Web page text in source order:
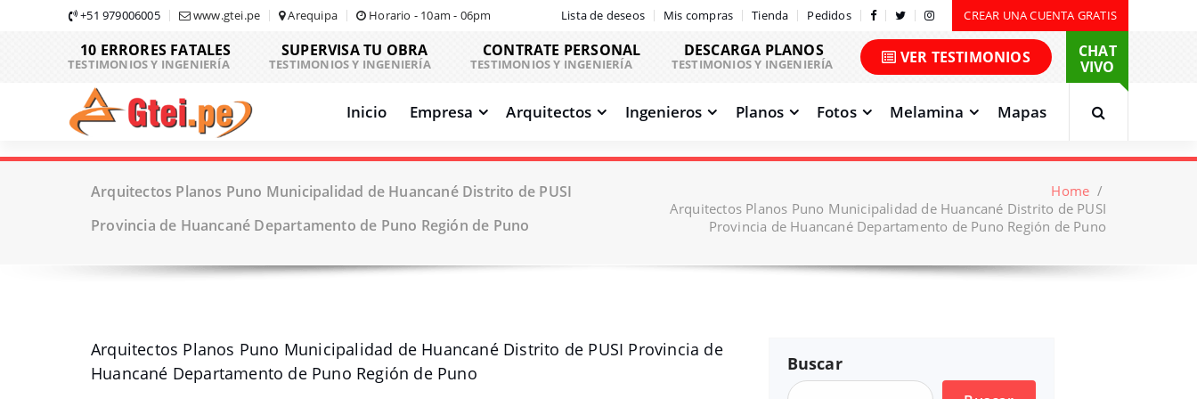
+51 979006005 www.gtei.pe Arequipa Horario - 10am - 06pm Lista de deseos Mis compras Tienda Pedidos CREAR UNA CUENTA GRATIS
10 ERRORES FATALES
TESTIMONIOS Y INGENIERÍA
SUPERVISA TU OBRA
TESTIMONIOS Y INGENIERÍA
CONTRATE PERSONAL
TESTIMONIOS Y INGENIERÍA
DESCARGA PLANOS
TESTIMONIOS Y INGENIERÍA VER TESTIMONIOS
CHAT
VIVO
Inicio Empresa Arquitectos Ingenieros Planos Fotos Melamina Mapas
Arquitectos Planos Puno Municipalidad de Huancané Distrito de PUSI
Provincia de Huancané Departamento de Puno Región de Puno
Home /
Arquitectos Planos Puno Municipalidad de Huancané Distrito de PUSI
Provincia de Huancané Departamento de Puno Región de Puno
Arquitectos Planos Puno Municipalidad de Huancané Distrito de PUSI Provincia de
Huancané Departamento de Puno Región de Puno
Buscar